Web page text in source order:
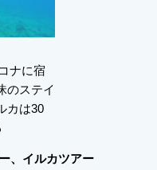
ナに宿
のステイ
カは30
、イルカツアー